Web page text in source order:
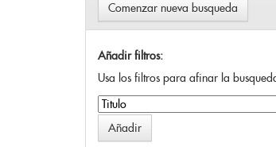
Comenzar nueva busqueda
Añadir filtros:
Usa los filtros para afinar la